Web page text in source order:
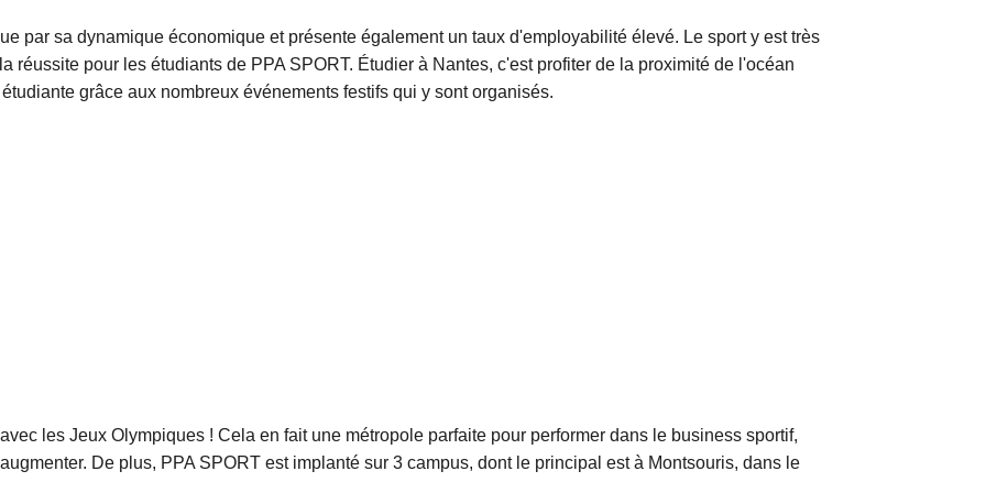
par sa dynamique économique et présente également un taux d'employabilité élevé. Le sport y est très
réussite pour les étudiants de PPA SPORT. Étudier à Nantes, c'est profiter de la proximité de l'océan
grâce aux nombreux événements festifs qui y sont organisés.
les Jeux Olympiques ! Cela en fait une métropole parfaite pour performer dans le business sportif,
De plus, PPA SPORT est implanté sur 3 campus, dont le principal est à Montsouris, dans le